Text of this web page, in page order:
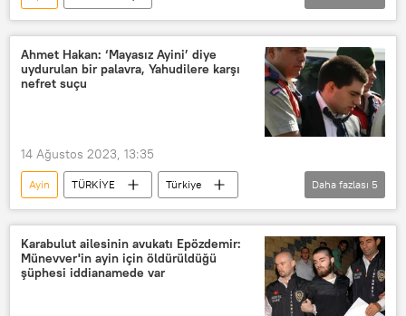
Münevver Karabulut
Yahudi
Ahmet Hakan
Rezan Epözdemir
Ahmet Hakan: ‘Mayasız Ayini’ diye
uydurulan bir palavra, Yahudilere karşı
nefret suçu
14 Ağustos 2023, 13:35
Ayin TÜRKİYE
Türkiye
Münevver Karabulut
Cem Garipoğlu
Cinayet
Yahudi
Ahmet Hakan
Daha fazlası 5
Karabulut ailesinin avukatı Epözdemir:
Münevver'in ayin için öldürüldüğü
şüphesi iddianamede var